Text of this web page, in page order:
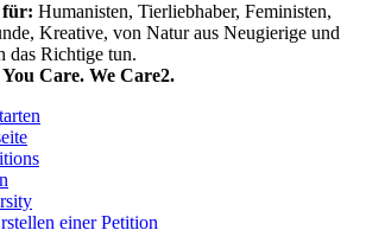
für: Humanisten, Tierliebhaber, Feministen,
Kreative, von Natur aus Neugierige und
das Richtige tun.
Care. We Care2.
einer Petition